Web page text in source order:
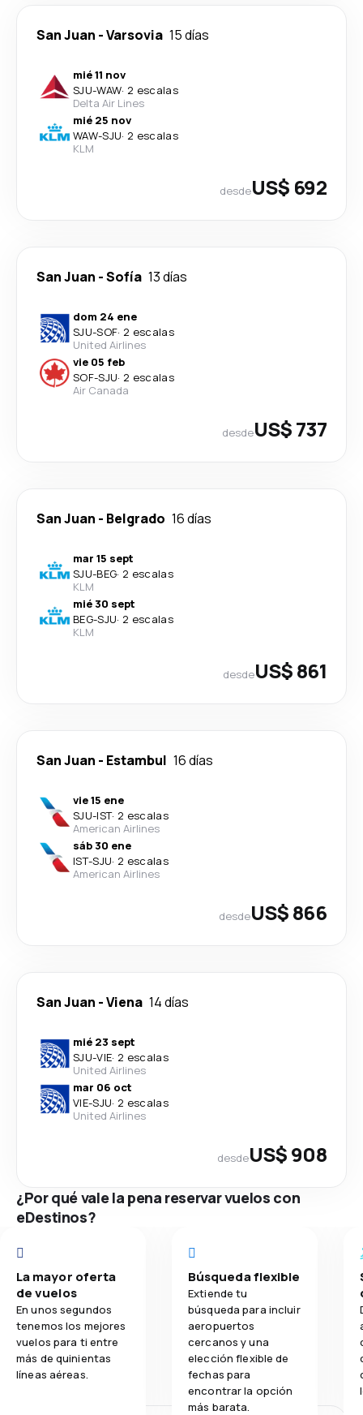
San Juan -Varsovia 15 días
mié 11 nov
SJU-WAW· 2 escalas
Delta Air Lines
mié 25 nov
WAW-SJU· 2 escalas
KLM
desdeUS$ 692
San Juan -Sofía 13 días
dom 24 ene
SJU-SOF· 2 escalas
United Airlines
vie 05 feb
SOF-SJU· 2 escalas
Air Canada
desdeUS$ 737
San Juan - Belgrado 16 días
mar 15 sept
SJU-BEG· 2 escalas
KLM
mié 30 sept
BEG-SJU· 2 escalas
KLM
desdeUS$ 861
San Juan - Estambul 16 días
vie 15 ene
SJU-IST· 2 escalas
American Airlines
sáb 30 ene
IST-SJU· 2 escalas
American Airlines
desdeUS$ 866
San Juan -Viena 14 días
mié 23 sept
SJU-VIE· 2 escalas
United Airlines
mar 06 oct
VIE-SJU· 2 escalas
United Airlines
desdeUS$ 908
¿Por qué vale la pena reservar vuelos con
eDestinos?
La mayor oferta
de vuelos
En unos segundos
tenemos los mejores
vuelos para ti entre
más de quinientas
líneas aéreas.
Búsqueda flexible
Extiende tu
búsqueda para incluir
aeropuertos
cercanos y una
elección flexible de
fechas para
encontrar la opción
más barata.